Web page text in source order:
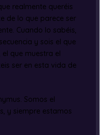
realmente queréis
de lo que parece ser
Cuando lo sabéis,
y sois el que
que muestra el
ser en esta vida de
Somos el
y siempre estamos